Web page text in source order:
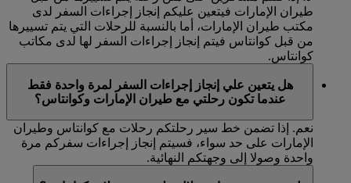
طيران الإمارات فيتعين عليكم إنجاز إجراءات السفر لدى
مكتب طيران الإمارات، أما بالنسبة للرحلات التي يتم تسييرها
من قبل كوانتاس فيتم إنجاز إجراءات السفر لها لدى مكاتب
كوانتاس.
هل يتعين علي إنجاز إجراءات السفر لمرة واحدة فقط
عندما تكون رحلتي مع طيران الإمارات وكوانتاس؟
نعم. إذا تضمن خط سير رحلتكم رحلات مع كوانتاس وطيران
الإمارات على حد سواء، فسيتم إنجاز إجراءات سفركم مرة
واحدة وصولا إلى وجهتكم النهائية.